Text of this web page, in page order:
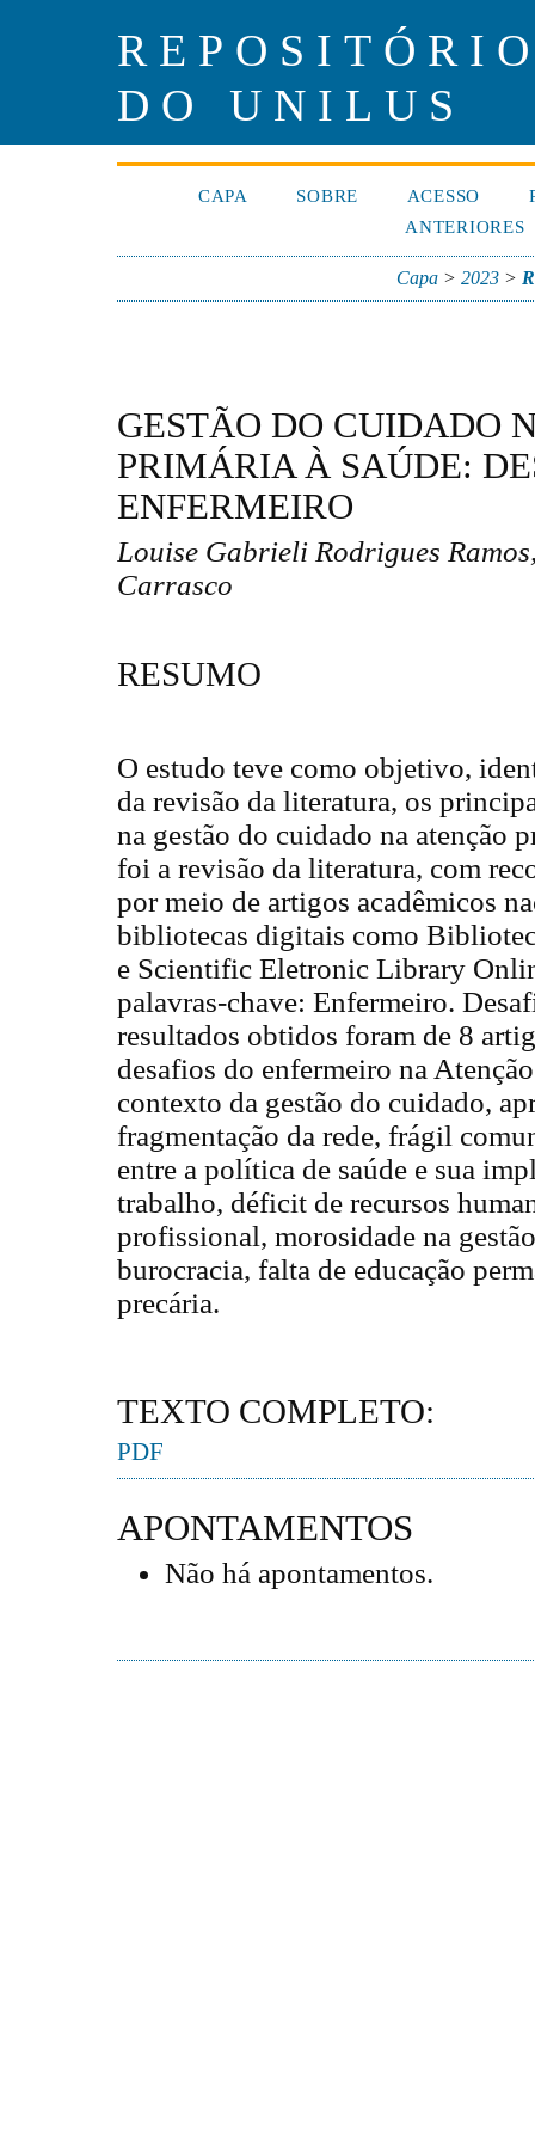
DO UNILUS
CAPA SOBRE ACESSO
ANTERIORES
Capa> 2023>
GESTÃO DO CUIDADO
PRIMÁRIA À SAÚDE:
ENFERMEIRO
Louise Gabrieli Rodrigues
Carrasco
RESUMO
O estudo teve como objetivo,
da revisão da literatura, os
na gestão do cuidado na atenção
foi a revisão da literatura, com
por meio de artigos acadêmicos
bibliotecas digitais como
e Scientific Eletronic Library
palavras-chave: Enfermeiro.
resultados obtidos foram de 8
desafios do enfermeiro na
contexto da gestão do cuidado,
fragmentação da rede, frágil
entre a política de saúde e sua
trabalho, déficit de recursos
profissional, morosidade na
burocracia, falta de educação
precária.
TEXTO COMPLETO:
PDF
APONTAMENTOS
Não há apontamentos.